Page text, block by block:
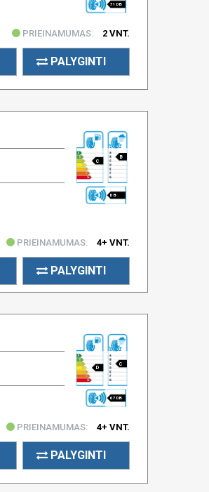
71 DB
PRIEINAMUMAS: 2 VNT.
PALYGINTI
C
B
DB
PRIEINAMUMAS: 4+ VNT.
PALYGINTI
D
C
67 DB
PRIEINAMUMAS: 4+ VNT.
PALYGINTI